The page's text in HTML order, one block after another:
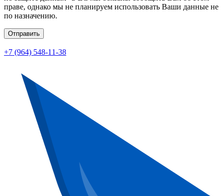
праве, однако мы не планируем использовать Ваши данные не
по назначению.
Отправить
+7 (964) 548-11-38